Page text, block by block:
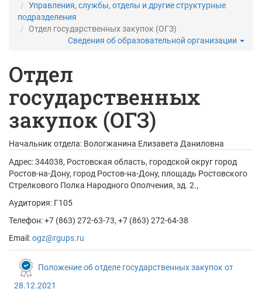
Управления, службы, отделы и другие структурные
подразделения
Отдел государственных закупок (ОГЗ)
Сведения об образовательной организации
Отдел
государственных
закупок (ОГЗ)
Начальник отдела: Вологжанина Елизавета Даниловна
Адрес:344038, Ростовская область, городской округ город
Ростов-на-Дону, город Ростов-на-Дону, площадь Ростовского
Стрелкового Полка Народного Ополчения, зд. 2.,
Аудитория: Г105
Телефон: +7 (863) 272-63-73, +7 (863) 272-64-38
Email:ogz@rgups.ru
Положение об отделе государственных закупок от
28.12.2021